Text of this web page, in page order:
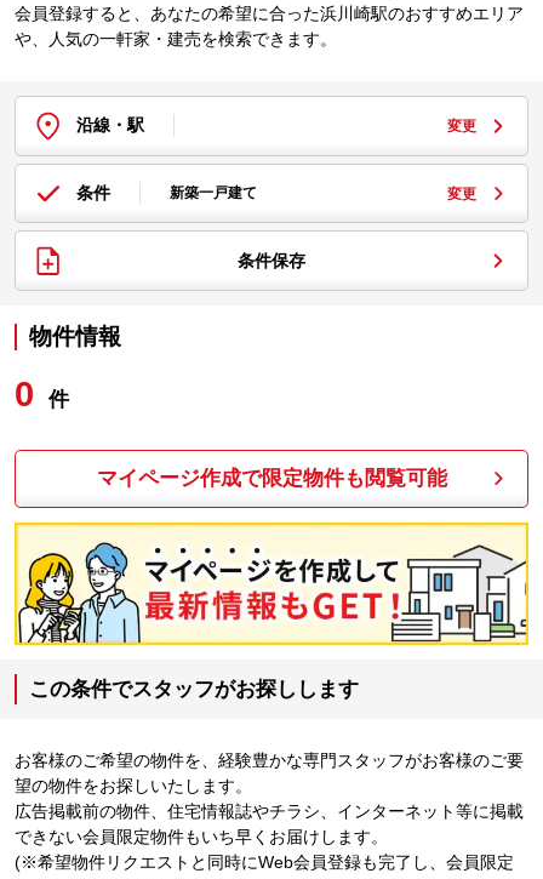
会員登録すると、あなたの希望に合った浜川崎駅のおすすめエリア
や、人気の一軒家・建売を検索できます。
沿線・駅 変更
条件 新築一戸建て 変更
条件保存
物件情報
0 件
マイページ作成で限定物件も閲覧可能
この条件でスタッフがお探しします
お客様のご希望の物件を、経験豊かな専門スタッフがお客様のご要
望の物件をお探しいたします。
広告掲載前の物件、住宅情報誌やチラシ、インターネット等に掲載
できない会員限定物件もいち早くお届けします。
(※希望物件リクエストと同時にWeb会員登録も完了し、会員限定